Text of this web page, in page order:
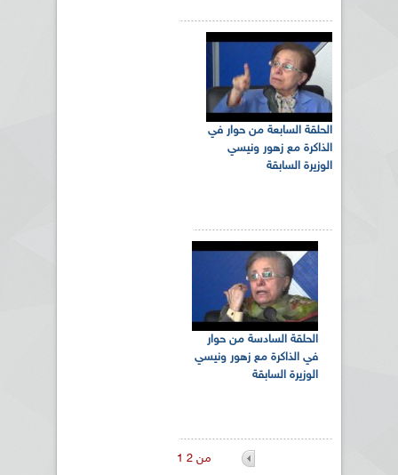
الحلقة السابعة من حوار في
الذاكرة مع زهور ونيسي
الوزيرة السابقة
الحلقة السادسة من حوار
في الذاكرة مع زهور ونيسي
الوزيرة السابقة
1 من 2